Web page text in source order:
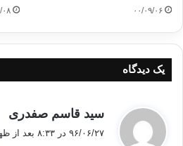
ترجمه روان قرآن کریم به
۰۰/۰۹/۰۶
یک دیدگاه
سید قاسم صفدری
ف
۹۶/۰۶/۲۷ در ۸:۳۳ بعد از ظهر